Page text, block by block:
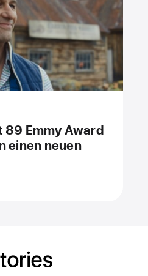
89 Emmy Award
einen neuen
Apple